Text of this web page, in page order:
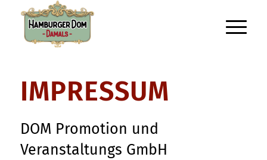
IMPRESSUM
DOM Promotion und
Veranstaltungs GmbH